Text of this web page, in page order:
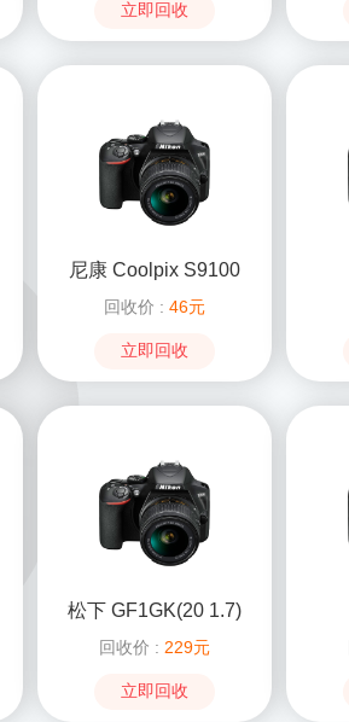
立即回收
尼康 Coolpix S9100
回收价 : 46元
立即回收
松下 GF1GK(20 1.7)
回收价 : 229元
立即回收